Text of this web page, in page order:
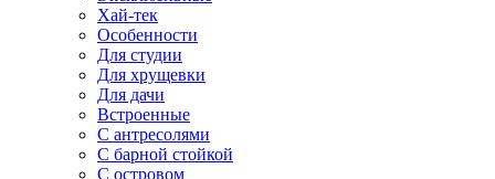
Хай-тек
Особенности
Для студии
Для хрущевки
Для дачи
Встроенные
С антресолями
С барной стойкой
С островом